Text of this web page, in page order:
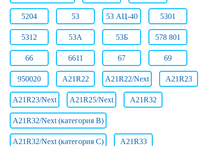
5204 53 53 АЦ-40 5301
5312 53А 53Б 578 801
66 6611 67 69
950020 A21R22 A21R22/Next A21R23
A21R23/Next A21R25/Next A21R32
A21R32/Next (категория B)
A21R32/Next (категория C) A21R33